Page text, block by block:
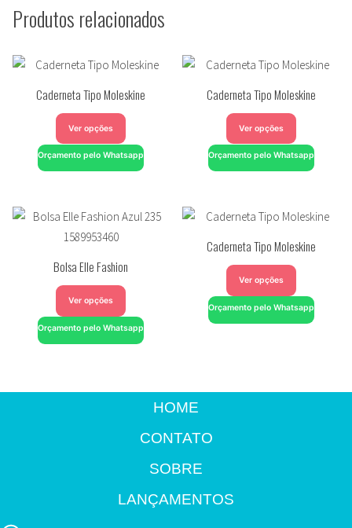
Produtos relacionados
Caderneta Tipo Moleskine
Ver opções
Orçamento pelo Whatsapp
Caderneta Tipo Moleskine
Ver opções
Orçamento pelo Whatsapp
Bolsa Elle Fashion
Ver opções
Orçamento pelo Whatsapp
Caderneta Tipo Moleskine
Ver opções
Orçamento pelo Whatsapp
HOME
CONTATO
SOBRE
LANÇAMENTOS